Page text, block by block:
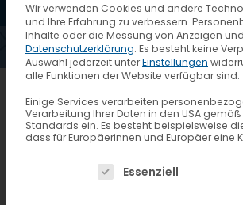
HOME
Sommerfest
Wir verwenden Cookies und andere
und Ihre Erfahrung zu verbessern.
Inhalte oder die Messung von Anzeigen
Datenschutzerklärung. Es besteht keine
Auswahl jederzeit unterEinstellungen
alle Funktionen der Website verfügbar sind.
Einige Services verarbeiten
Verarbeitung Ihrer Daten in den USA gemäß
Standards ein. Es besteht beispielsweise
dass für Europäerinnen und Europäer eine
Es folgt eine Liste der
Essenziell